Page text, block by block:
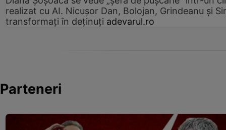
realizat cu AI. Nicușor Dan, Bolojan, Grindeanu și
transformați în deținuți adevarul.ro
Parteneri